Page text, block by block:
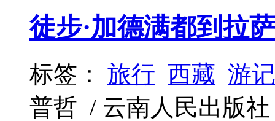
徒步·加德满都到拉萨
标签： 旅行 西藏 游记
普哲 / 云南人民出版